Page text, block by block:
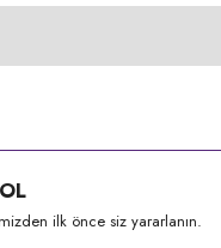
ilk önce siz yararlanın.